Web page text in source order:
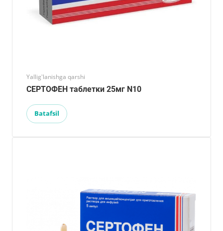
Yallig'lanishga qarshi
СЕРТОФЕН таблетки 25мг N10
Batafsil